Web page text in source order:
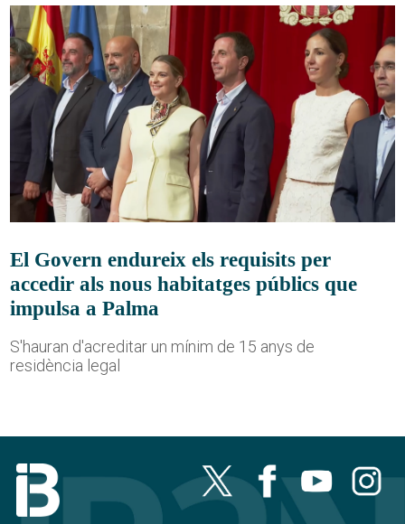
El Govern endureix els requisits per
accedir als nous habitatges públics que
impulsa a Palma
S'hauran d'acreditar un mínim de 15 anys de
residència legal